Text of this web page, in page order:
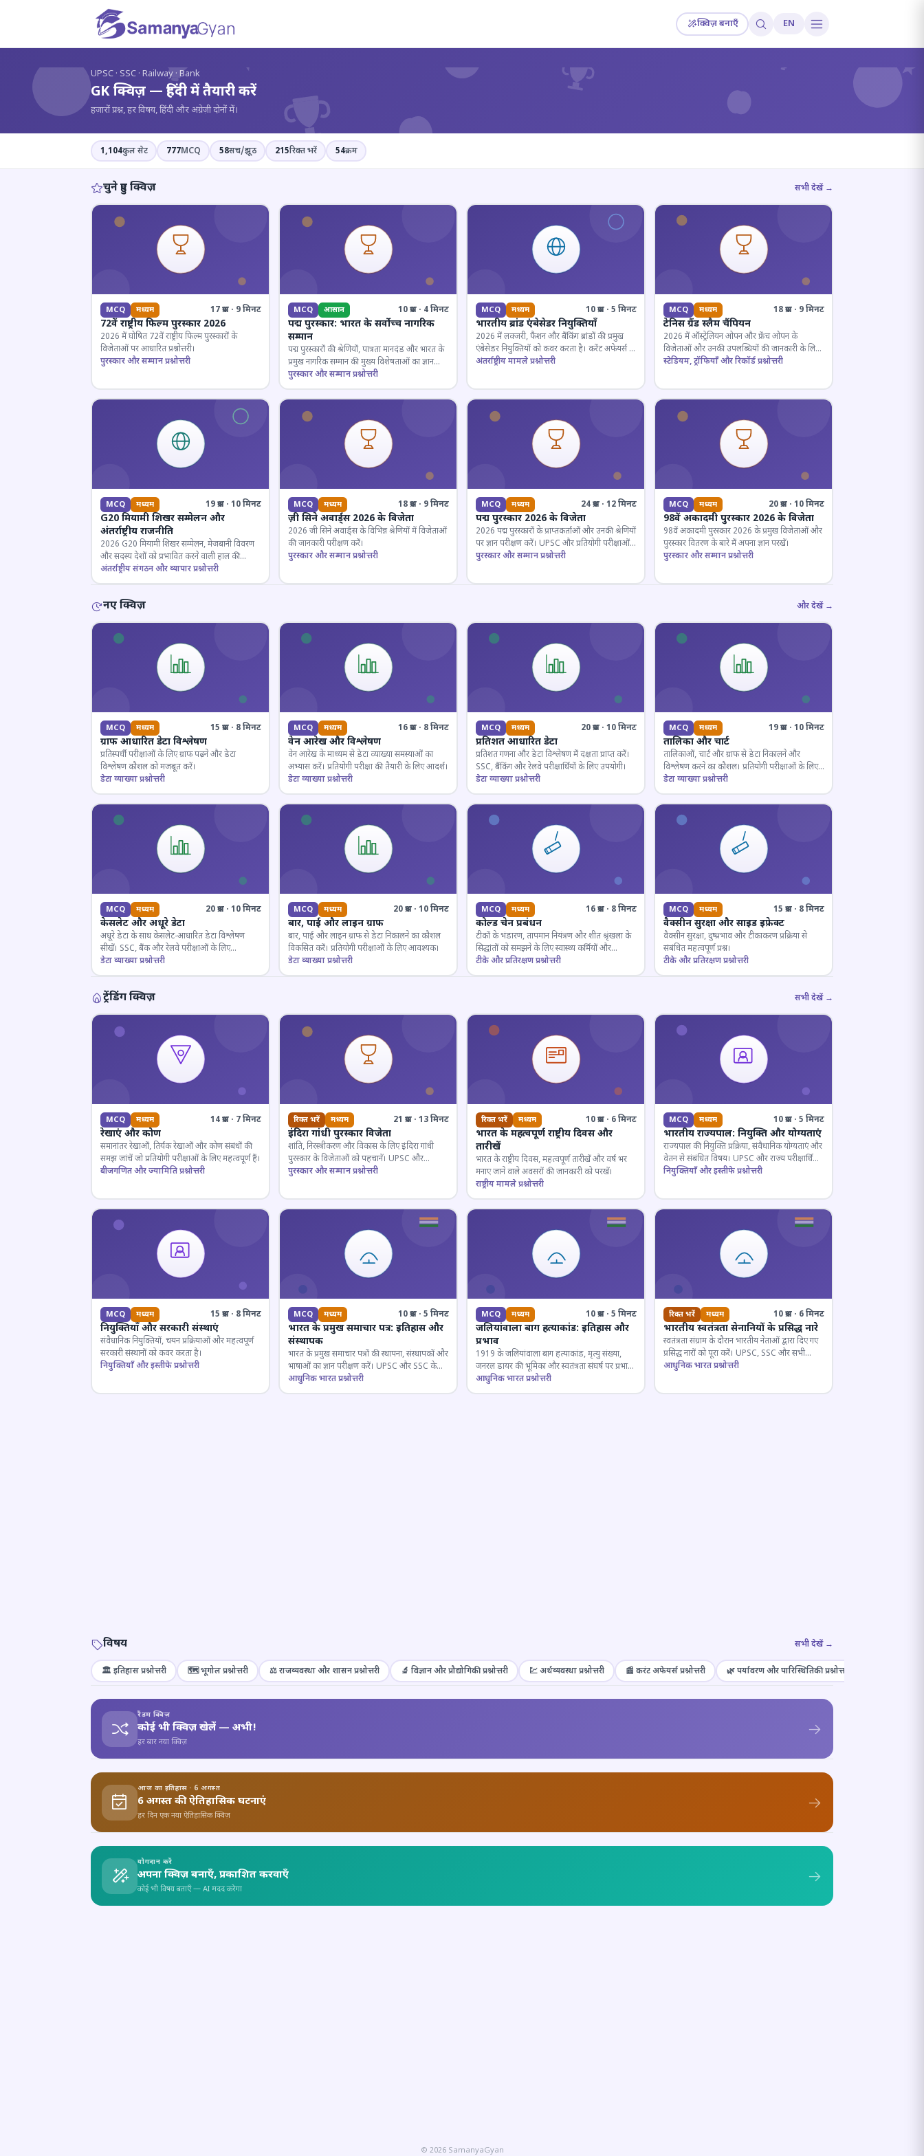
क्विज़ बनाएँ EN
? ? ?
UPSC · SSC · Railway · Bank
GK क्विज़ — हिंदी में तैयारी करें
हज़ारों प्रश्न, हर विषय, हिंदी और अंग्रेज़ी दोनों में।
1,104कुल सेट 777MCQ 58सच/झूठ 215रिक्त भरें 54क्रम
चुने हुए क्विज़ सभी देखें →
MCQ मध्यम 17 प्रश्न · 9 मिनट
72वें राष्ट्रीय फिल्म पुरस्कार 2026
2026 में घोषित 72वें राष्ट्रीय फिल्म पुरस्कारों के
विजेताओं पर आधारित प्रश्नोत्तरी।
पुरस्कार और सम्मान प्रश्नोत्तरी
MCQ आसान 10 प्रश्न · 4 मिनट
पद्म पुरस्कार: भारत के सर्वोच्च नागरिक
सम्मान
पद्म पुरस्कारों की श्रेणियों, पात्रता मानदंड और भारत के
प्रमुख नागरिक सम्मान की मुख्य विशेषताओं का ज्ञान
परखें।
पुरस्कार और सम्मान प्रश्नोत्तरी
MCQ मध्यम 10 प्रश्न · 5 मिनट
भारतीय ब्रांड एंबेसेडर नियुक्तियाँ
2026 में लक्जरी, फैशन और बैंकिंग ब्रांडों की प्रमुख
एंबेसेडर नियुक्तियों को कवर करता है। करेंट अफेयर्स के
लिए जरूरी।
अंतर्राष्ट्रीय मामले प्रश्नोत्तरी
MCQ मध्यम 18 प्रश्न · 9 मिनट
टेनिस ग्रैंड स्लैम चैंपियन
2026 में ऑस्ट्रेलियन ओपन और फ्रेंच ओपन के
विजेताओं और उनकी उपलब्धियों की जानकारी के लिए
क्विज़।
स्टेडियम, ट्रॉफियाँ और रिकॉर्ड प्रश्नोत्तरी
MCQ मध्यम 19 प्रश्न · 10 मिनट
G20 मियामी शिखर सम्मेलन और
अंतर्राष्ट्रीय राजनीति
2026 G20 मियामी शिखर सम्मेलन, मेजबानी विवरण
और सदस्य देशों को प्रभावित करने वाली हाल की
राजनयिक घटनाओं पर ज्ञान परीक्षण करें।
अंतर्राष्ट्रीय संगठन और व्यापार प्रश्नोत्तरी
MCQ मध्यम 18 प्रश्न · 9 मिनट
ज़ी सिने अवार्ड्स 2026 के विजेता
2026 जी सिने अवार्ड्स के विभिन्न श्रेणियों में विजेताओं
की जानकारी परीक्षण करें।
पुरस्कार और सम्मान प्रश्नोत्तरी
MCQ मध्यम 24 प्रश्न · 12 मिनट
पद्म पुरस्कार 2026 के विजेता
2026 पद्म पुरस्कारों के प्राप्तकर्ताओं और उनकी श्रेणियों
पर ज्ञान परीक्षण करें। UPSC और प्रतियोगी परीक्षाओं
के लिए महत्वपूर्ण।
पुरस्कार और सम्मान प्रश्नोत्तरी
MCQ मध्यम 20 प्रश्न · 10 मिनट
98वें अकादमी पुरस्कार 2026 के विजेता
98वें अकादमी पुरस्कार 2026 के प्रमुख विजेताओं और
पुरस्कार वितरण के बारे में अपना ज्ञान परखें।
पुरस्कार और सम्मान प्रश्नोत्तरी
नए क्विज़ और देखें →
MCQ मध्यम 15 प्रश्न · 8 मिनट
ग्राफ आधारित डेटा विश्लेषण
प्रतिस्पर्धी परीक्षाओं के लिए ग्राफ पढ़ने और डेटा
विश्लेषण कौशल को मजबूत करें।
डेटा व्याख्या प्रश्नोत्तरी
MCQ मध्यम 16 प्रश्न · 8 मिनट
वेन आरेख और विश्लेषण
वेन आरेख के माध्यम से डेटा व्याख्या समस्याओं का
अभ्यास करें। प्रतियोगी परीक्षा की तैयारी के लिए आदर्श।
डेटा व्याख्या प्रश्नोत्तरी
MCQ मध्यम 20 प्रश्न · 10 मिनट
प्रतिशत आधारित डेटा
प्रतिशत गणना और डेटा विश्लेषण में दक्षता प्राप्त करें।
SSC, बैंकिंग और रेलवे परीक्षार्थियों के लिए उपयोगी।
डेटा व्याख्या प्रश्नोत्तरी
MCQ मध्यम 19 प्रश्न · 10 मिनट
तालिका और चार्ट
तालिकाओं, चार्ट और ग्राफ से डेटा निकालने और
विश्लेषण करने का कौशल। प्रतियोगी परीक्षाओं के लिए
अनिवार्य।
डेटा व्याख्या प्रश्नोत्तरी
MCQ मध्यम 20 प्रश्न · 10 मिनट
केसलेट और अधूरे डेटा
अधूरे डेटा के साथ केसलेट-आधारित डेटा विश्लेषण
सीखें। SSC, बैंक और रेलवे परीक्षाओं के लिए
महत्वपूर्ण।
डेटा व्याख्या प्रश्नोत्तरी
MCQ मध्यम 20 प्रश्न · 10 मिनट
बार, पाई और लाइन ग्राफ
बार, पाई और लाइन ग्राफ से डेटा निकालने का कौशल
विकसित करें। प्रतियोगी परीक्षाओं के लिए आवश्यक।
डेटा व्याख्या प्रश्नोत्तरी
MCQ मध्यम 16 प्रश्न · 8 मिनट
कोल्ड चेन प्रबंधन
टीकों के भंडारण, तापमान नियंत्रण और शीत श्रृंखला के
सिद्धांतों को समझने के लिए स्वास्थ्य कर्मियों और
परीक्षार्थियों के लिए महत्वपूर्ण।
टीके और प्रतिरक्षण प्रश्नोत्तरी
MCQ मध्यम 15 प्रश्न · 8 मिनट
वैक्सीन सुरक्षा और साइड इफ़ेक्ट
वैक्सीन सुरक्षा, दुष्प्रभाव और टीकाकरण प्रक्रिया से
संबंधित महत्वपूर्ण प्रश्न।
टीके और प्रतिरक्षण प्रश्नोत्तरी
ट्रेंडिंग क्विज़ सभी देखें →
MCQ मध्यम 14 प्रश्न · 7 मिनट
रेखाएं और कोण
समानांतर रेखाओं, तिर्यक रेखाओं और कोण संबंधों की
समझ जांचें जो प्रतियोगी परीक्षाओं के लिए महत्वपूर्ण हैं।
बीजगणित और ज्यामिति प्रश्नोत्तरी
रिक्त भरें मध्यम 21 प्रश्न · 13 मिनट
इंदिरा गांधी पुरस्कार विजेता
शांति, निरस्त्रीकरण और विकास के लिए इंदिरा गांधी
पुरस्कार के विजेताओं को पहचानें। UPSC और
प्रतियोगी परीक्षाओं के लिए महत्वपूर्ण।
पुरस्कार और सम्मान प्रश्नोत्तरी
रिक्त भरें मध्यम 10 प्रश्न · 6 मिनट
भारत के महत्वपूर्ण राष्ट्रीय दिवस और
तारीखें
भारत के राष्ट्रीय दिवस, महत्वपूर्ण तारीखें और वर्ष भर
मनाए जाने वाले अवसरों की जानकारी को परखें।
राष्ट्रीय मामले प्रश्नोत्तरी
MCQ मध्यम 10 प्रश्न · 5 मिनट
भारतीय राज्यपाल: नियुक्ति और योग्यताएं
राज्यपाल की नियुक्ति प्रक्रिया, संवैधानिक योग्यताएं और
वेतन से संबंधित विषय। UPSC और राज्य परीक्षार्थियों
के लिए महत्वपूर्ण।
नियुक्तियाँ और इस्तीफे प्रश्नोत्तरी
MCQ मध्यम 15 प्रश्न · 8 मिनट
नियुक्तियाँ और सरकारी संस्थाएं
संवैधानिक नियुक्तियों, चयन प्रक्रियाओं और महत्वपूर्ण
सरकारी संस्थानों को कवर करता है।
नियुक्तियाँ और इस्तीफे प्रश्नोत्तरी
MCQ मध्यम 10 प्रश्न · 5 मिनट
भारत के प्रमुख समाचार पत्र: इतिहास और
संस्थापक
भारत के प्रमुख समाचार पत्रों की स्थापना, संस्थापकों और
भाषाओं का ज्ञान परीक्षण करें। UPSC और SSC के
लिए महत्वपूर्ण।
आधुनिक भारत प्रश्नोत्तरी
MCQ मध्यम 10 प्रश्न · 5 मिनट
जलियांवाला बाग हत्याकांड: इतिहास और
प्रभाव
1919 के जलियांवाला बाग हत्याकांड, मृत्यु संख्या,
जनरल डायर की भूमिका और स्वतंत्रता संघर्ष पर प्रभाव
को कवर करता है।
आधुनिक भारत प्रश्नोत्तरी
रिक्त भरें मध्यम 10 प्रश्न · 6 मिनट
भारतीय स्वतंत्रता सेनानियों के प्रसिद्ध नारे
स्वतंत्रता संग्राम के दौरान भारतीय नेताओं द्वारा दिए गए
प्रसिद्ध नारों को पूरा करें। UPSC, SSC और सभी
प्रतियोगी परीक्षाओं के लिए महत्वपूर्ण।
आधुनिक भारत प्रश्नोत्तरी
विषय सभी देखें →
🏛️ इतिहास प्रश्नोत्तरी 🗺️ भूगोल प्रश्नोत्तरी ⚖️ राजव्यवस्था और शासन प्रश्नोत्तरी 🔬 विज्ञान और प्रौद्योगिकी प्रश्नोत्तरी 💹 अर्थव्यवस्था प्रश्नोत्तरी 📰 करंट अफेयर्स प्रश्नोत्तरी 🌿 पर्यावरण और पारिस्थितिकी प्रश्नोत्तरी
रैंडम क्विज़
कोई भी क्विज़ खेलें — अभी!
हर बार नया क्विज़
आज का इतिहास · 6 अगस्त
6 अगस्त की ऐतिहासिक घटनाएं
हर दिन एक नया ऐतिहासिक क्विज़
योगदान करें
अपना क्विज़ बनाएँ, प्रकाशित करवाएँ
कोई भी विषय बताएँ — AI मदद करेगा
© 2026 SamanyaGyan